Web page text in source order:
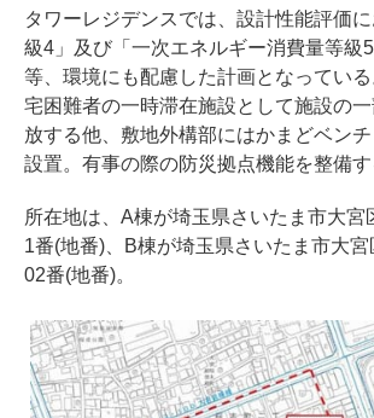
タワーレジデンスでは、設計性能評価
級4」及び「一次エネルギー消費量等級
等、環境にも配慮した計画となってい
宅困難者の一時滞在施設として施設の
放する他、敷地外構部にはかまどベン
設置。有事の際の防災拠点機能を整備す
所在地は、A棟が埼玉県さいたま市大宮
1番(地番)、B棟が埼玉県さいたま市大
02番(地番)。